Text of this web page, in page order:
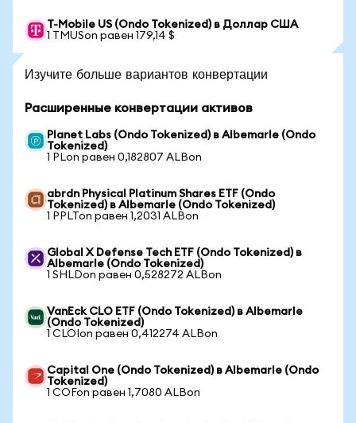
T-Mobile US (Ondo Tokenized) в Доллар США
1 TMUSon равен 179,14 $
Изучите больше вариантов конвертации
Расширенные конвертации активов
Planet Labs (Ondo Tokenized) в Albemarle (Ondo
Tokenized)
1 PLon равен 0,182807 ALBon
abrdn Physical Platinum Shares ETF (Ondo
Tokenized) в Albemarle (Ondo Tokenized)
1 PPLTon равен 1,2031 ALBon
Global X Defense Tech ETF (Ondo Tokenized) в
Albemarle (Ondo Tokenized)
1 SHLDon равен 0,528272 ALBon
VanEck CLO ETF (Ondo Tokenized) в Albemarle
(Ondo Tokenized)
1 CLOIon равен 0,412274 ALBon
Capital One (Ondo Tokenized) в Albemarle (Ondo
Tokenized)
1 COFon равен 1,7080 ALBon